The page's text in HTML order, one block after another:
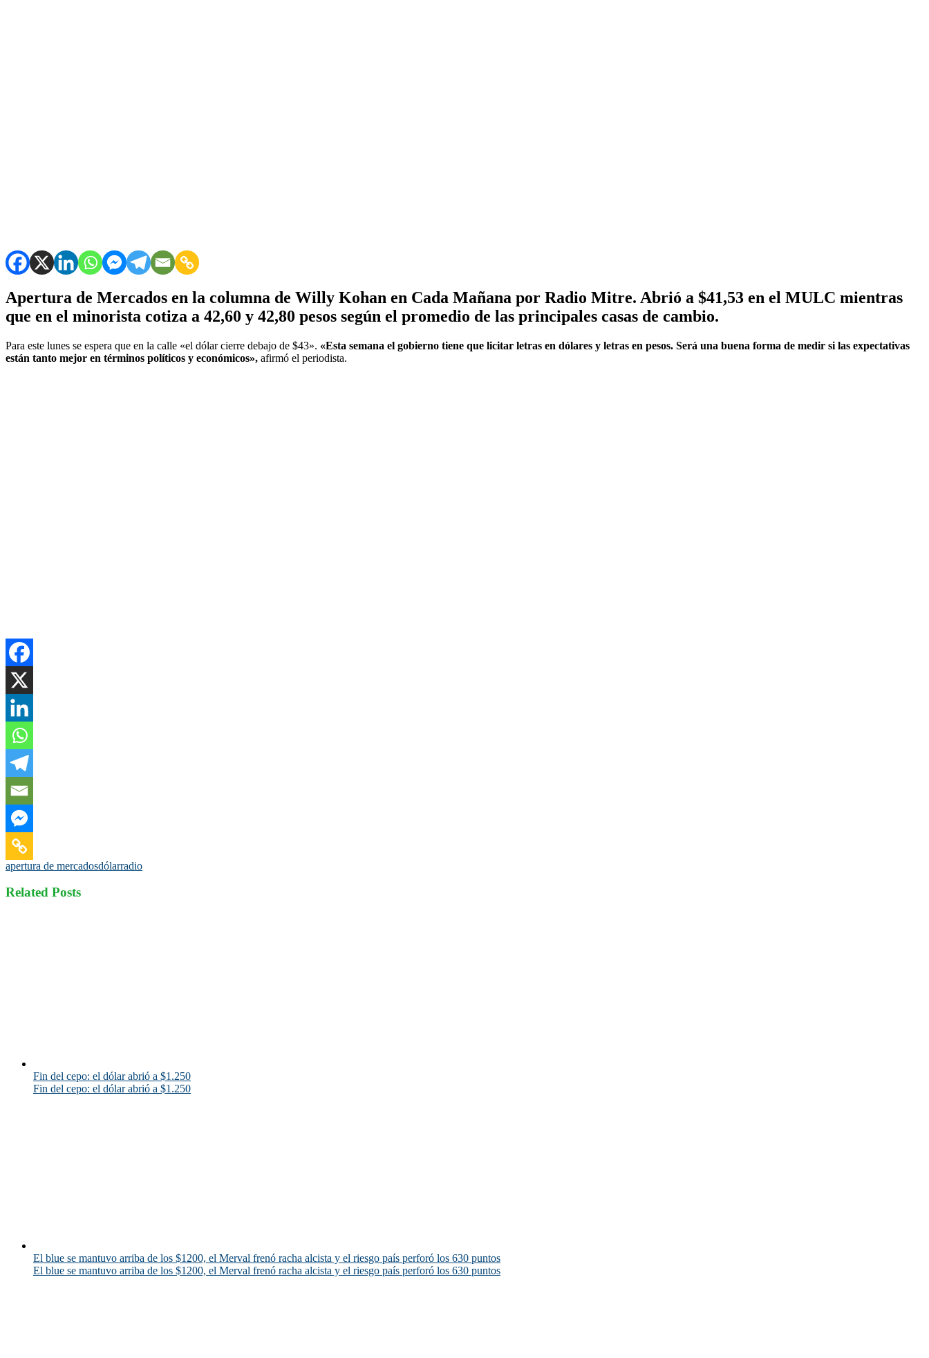
Apertura de Mercados en la columna de Willy Kohan en Cada Mañana por Radio Mitre. Abrió a $41,53 en el MULC mientras
que en el minorista cotiza a 42,60 y 42,80 pesos según el promedio de las principales casas de cambio.
Para este lunes se espera que en la calle «el dólar cierre debajo de $43». «Esta semana el gobierno tiene que licitar letras en dólares y letras en pesos. Será una buena forma de medir si las expectativas
están tanto mejor en términos políticos y económicos», afirmó el periodista.
apertura de mercadosdólarradio
Related Posts
Fin del cepo: el dólar abrió a $1.250
Fin del cepo: el dólar abrió a $1.250
El blue se mantuvo arriba de los $1200, el Merval frenó racha alcista y el riesgo país perforó los 630 puntos
El blue se mantuvo arriba de los $1200, el Merval frenó racha alcista y el riesgo país perforó los 630 puntos